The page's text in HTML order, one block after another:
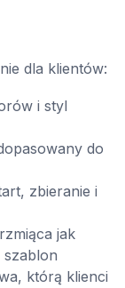
dla klientów:
i styl
do
zbieranie i
jak
którą klienci